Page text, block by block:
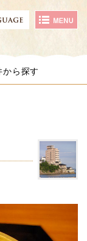
から探す